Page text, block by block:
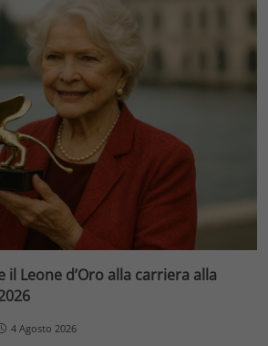
il Leone d’Oro alla carriera alla
4 Agosto 2026